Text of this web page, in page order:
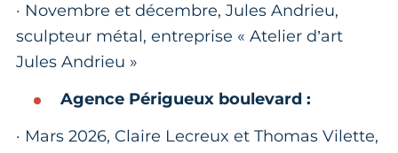
· Novembre et décembre, Jules Andrieu,
sculpteur métal, entreprise « Atelier d’art
Jules Andrieu »
Agence Périgueux boulevard :
· Mars 2026, Claire Lecreux et Thomas Vilette,